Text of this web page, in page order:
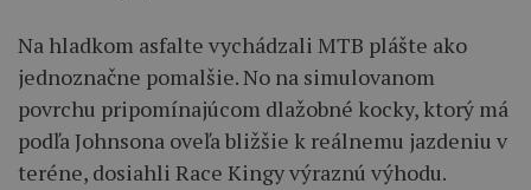
Na hladkom asfalte vychádzali MTB plášte ako
jednoznačne pomalšie. No na simulovanom
povrchu pripomínajúcom dlažobné kocky, ktorý má
podľa Johnsona oveľa bližšie k reálnemu jazdeniu v
teréne, dosiahli Race Kingy výraznú výhodu.